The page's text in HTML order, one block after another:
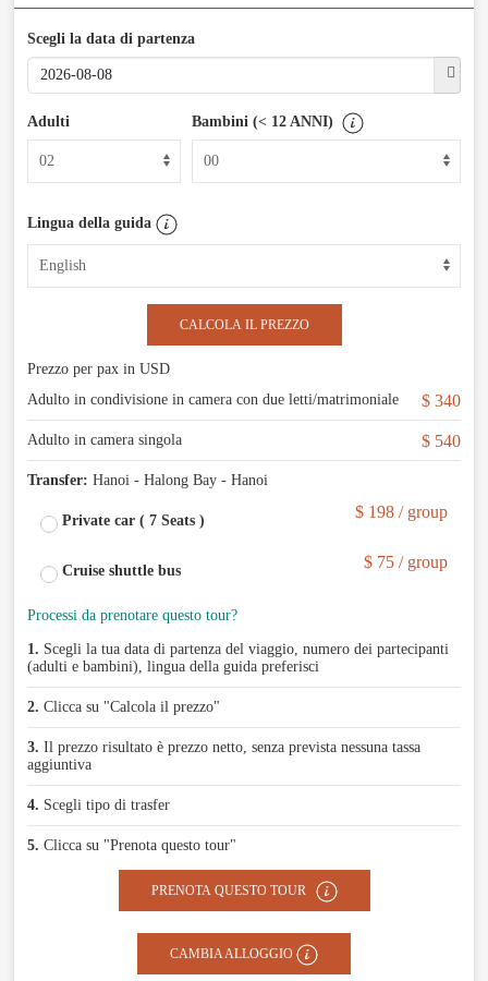
Scegli la data di partenza
Adulti Bambini (< 12 ANNI)
Lingua della guida
CALCOLA IL PREZZO
Prezzo per pax in USD
Adulto in condivisione in camera con due letti/matrimoniale
$ 340
Adulto in camera singola $ 540
Transfer: Hanoi - Halong Bay - Hanoi
Private car ( 7 Seats ) $ 198 / group
Cruise shuttle bus $ 75 / group
Processi da prenotare questo tour?
1. Scegli la tua data di partenza del viaggio, numero dei partecipanti
(adulti e bambini), lingua della guida preferisci
2. Clicca su "Calcola il prezzo"
3. Il prezzo risultato è prezzo netto, senza prevista nessuna tassa
aggiuntiva
4. Scegli tipo di trasfer
5. Clicca su "Prenota questo tour"
PRENOTA QUESTO TOUR
CAMBIA ALLOGGIO